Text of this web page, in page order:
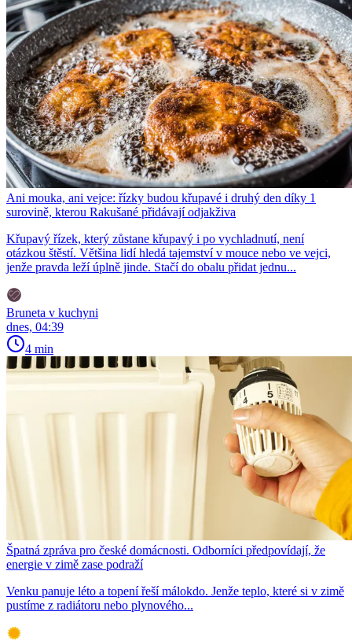
Ani mouka, ani vejce: řízky budou křupavé i druhý den díky 1
surovině, kterou Rakušané přidávají odjakživa
Křupavý řízek, který zůstane křupavý i po vychladnutí, není
otázkou štěstí. Většina lidí hledá tajemství v mouce nebo ve vejci,
jenže pravda leží úplně jinde. Stačí do obalu přidat jednu...
Bruneta v kuchyni
dnes, 04:39
4 min
Špatná zpráva pro české domácnosti. Odborníci předpovídají, že
energie v zimě zase podraží
Venku panuje léto a topení řeší málokdo. Jenže teplo, které si v zimě
pustíme z radiátoru nebo plynového...